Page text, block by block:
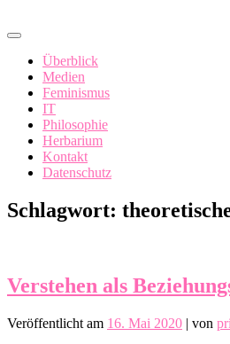
Inhalt
Überblick
Medien
Feminismus
IT
Philosophie
Herbarium
Kontakt
Datenschutz
Schlagwort:
Verstehen als
Veröffentlicht am 16. Mai 2020 | von